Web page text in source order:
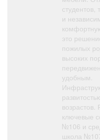
студентов,
и
это
пожилых
высоких
удобным.
ключевые
№106 и
школа